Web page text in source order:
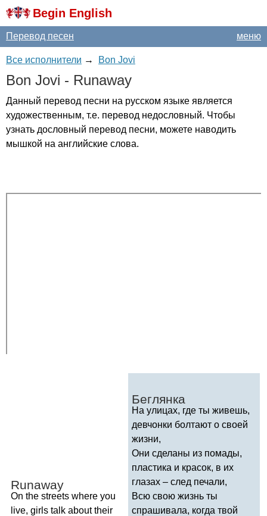
Begin English
меню
Перевод песен
Все исполнители → Bon Jovi
Bon Jovi - Runaway
Данный перевод песни на русском языке является
художественным, т.е. перевод недословный. Чтобы
узнать дословный перевод песни, можете наводить
мышкой на английские слова.
Runaway
On the streets where you
live, girls talk about their
Беглянка
На улицах, где ты живешь,
девчонки болтают о своей
жизни,
Они сделаны из помады,
пластика и красок, в их
глазах – след печали,
Всю свою жизнь ты
спрашивала, когда твой